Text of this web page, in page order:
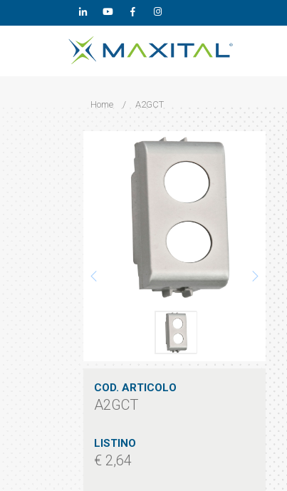
Home / A2GCT
COD. ARTICOLO
A2GCT
LISTINO
€ 2,64